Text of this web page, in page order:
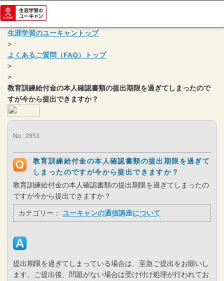
生涯学習のユーキャントップ
>
よくあるご質問（FAQ）トップ
>
>
教育訓練給付金の本人確認書類の提出期限を過ぎてしまったので
すが今から提出できますか？
No : 2853
教育訓練給付金の本人確認書類の提出期限を過ぎて
しまったのですが今から提出できますか？
教育訓練給付金の本人確認書類の提出期限を過ぎてしまったの
ですが今から提出できますか？
カテゴリー： ユーキャンの通信講座について
提出期限を過ぎてしまっている場合は、至急ご提出をお願いし
ます。ご提出後、問題がない場合は受け付け処理が行われてお